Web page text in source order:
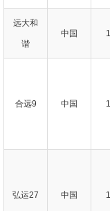
远大和
谐
中国
合远9 中国
弘运27 中国